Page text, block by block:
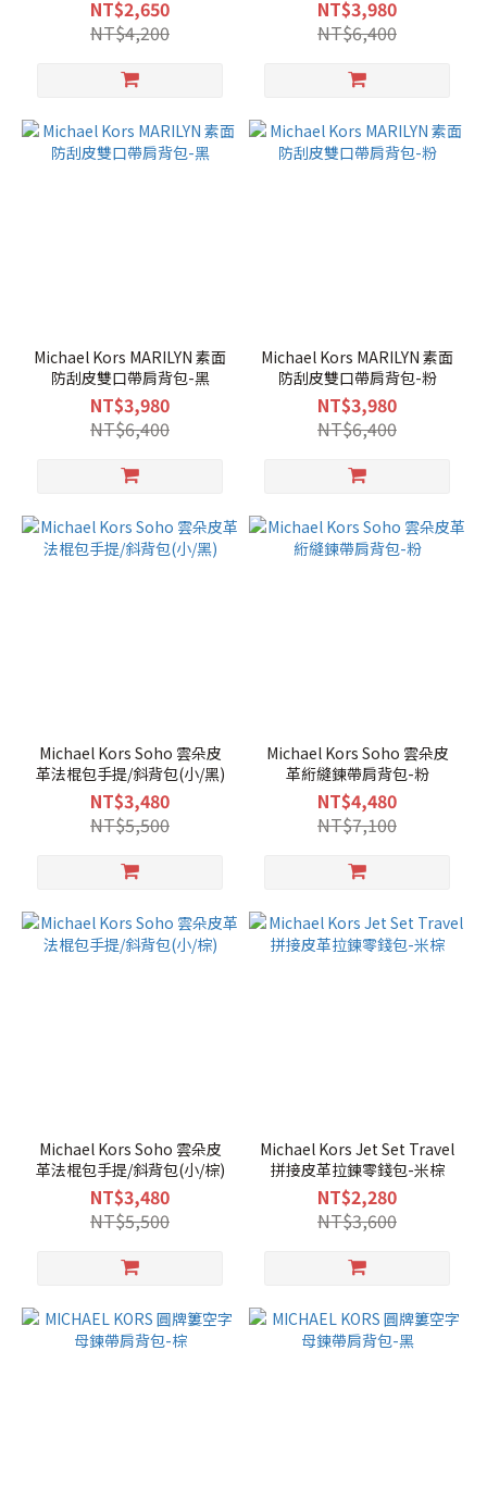
NT$2,650
NT$4,200
NT$3,980
NT$6,400
Michael Kors MARILYN 素面
防刮皮雙口帶肩背包-黑
NT$3,980
NT$6,400
Michael Kors MARILYN 素面
防刮皮雙口帶肩背包-粉
NT$3,980
NT$6,400
Michael Kors Soho 雲朵皮
革法棍包手提/斜背包(小/黑)
NT$3,480
NT$5,500
Michael Kors Soho 雲朵皮
革絎縫鍊帶肩背包-粉
NT$4,480
NT$7,100
Michael Kors Soho 雲朵皮
革法棍包手提/斜背包(小/棕)
NT$3,480
NT$5,500
Michael Kors Jet Set Travel
拼接皮革拉鍊零錢包-米棕
NT$2,280
NT$3,600